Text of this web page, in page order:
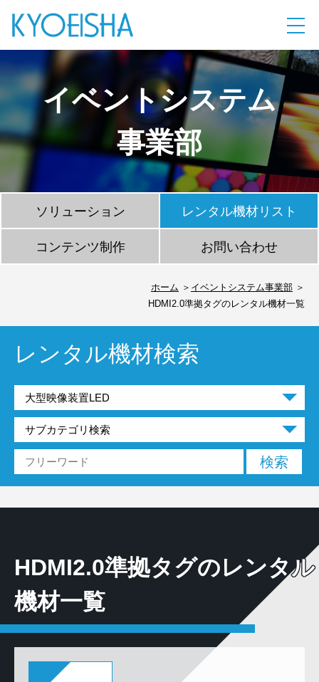
イベントシステム
事業部
ソリューション レンタル機材リスト
コンテンツ制作 お問い合わせ
ホーム
イベントシステム事業部
HDMI2.0準拠タグのレンタル機材一覧
レンタル機材検索
HDMI2.0準拠タグのレンタル
機材一覧